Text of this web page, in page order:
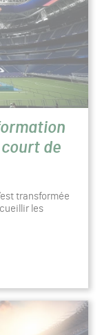
de
transformée
les